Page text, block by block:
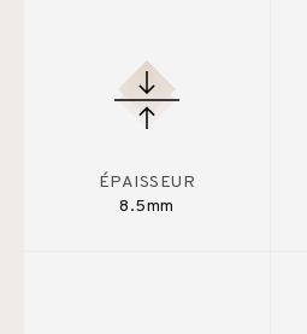
ÉPAISSEUR
8.5mm